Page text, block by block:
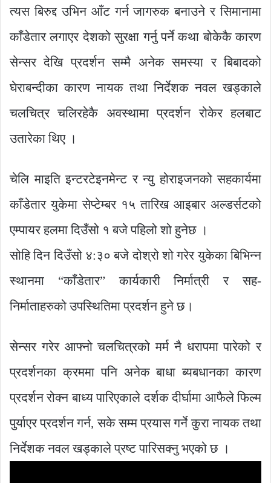
त्यस बिरुद्द उभिन आँट गर्न जागरुक बनाउने र सिमानामा
काँडेतार लगाएर देशको सुरक्षा गर्नु पर्ने कथा बोकेकै कारण
सेन्सर देखि प्रदर्शन सम्मै अनेक समस्या र बिबादको
घेराबन्दीका कारण नायक तथा निर्देशक नवल खड्काले
चलचित्र चलिरहेकै अवस्थामा प्रदर्शन रोकेर हलबाट
उतारेका थिए ।
चेलि माइति इन्टरटेइनमेन्ट र न्यु होराइजनको सहकार्यमा
काँडेतार युकेमा सेप्टेम्बर १५ तारिख आइबार अल्डर्सटको
एम्पायर हलमा दिउँसो १ बजे पहिलो शो हुनेछ ।
सोहि दिन दिउँसो ४:३० बजे दोश्रो शो गरेर युकेका बिभिन्न
स्थानमा “काँडेतार” कार्यकारी निर्मात्री र सह-
निर्माताहरुको उपस्थितिमा प्रदर्शन हुने छ।
सेन्सर गरेर आफ्नो चलचित्रको मर्म नै धरापमा पारेको र
प्रदर्शनका क्रममा पनि अनेक बाधा ब्यबधानका कारण
प्रदर्शन रोक्न बाध्य पारिएकाले दर्शक दीर्घामा आफैले फिल्म
पुर्याएर प्रदर्शन गर्न, सके सम्म प्रयास गर्ने कुरा नायक तथा
निर्देशक नवल खड्काले प्रष्ट पारिसक्नु भएको छ ।